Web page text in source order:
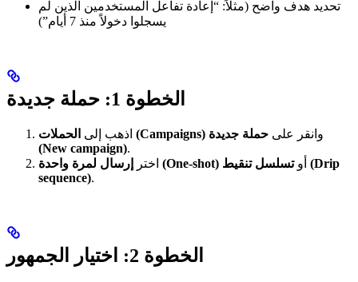
تحديد هدف واضح (مثلاً: “إعادة تفاعل المستخدمين الذين لم
يسجلوا دخولاً منذ 7 أيام”)
الخطوة 1: حملة جديدة
اذهب إلى الحملات (Campaigns) وانقر على حملة جديدة
(New campaign).
اختر إرسال لمرة واحدة (One-shot) أوتسلسل تنقيط (Drip
sequence).
الخطوة 2: اختيار الجمهور